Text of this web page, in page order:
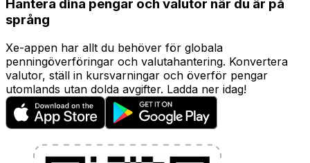
Hantera dina pengar och valutor när du är på
språng
Xe-appen har allt du behöver för globala
penningöverföringar och valutahantering. Konvertera
valutor, ställ in kursvarningar och överför pengar
utomlands utan dolda avgifter. Ladda ner idag!